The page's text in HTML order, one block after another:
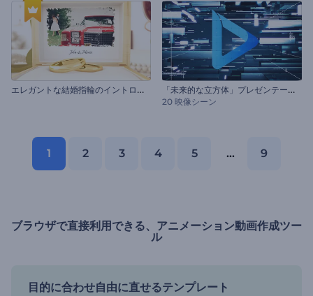
エ
レガントな結婚指輪のイントロ動画 「
未来的な立方体」プレゼンテーション
20 映像シーン
1 2 3 4 5 ... 9
ブラウザで直接利用できる、アニメーション動画作成ツー
ル
目的に合わせ自由に直せるテンプレート